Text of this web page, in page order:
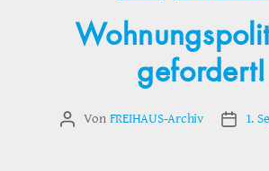
gefordert!
Beitragsautor
Von FREIHAUS-Archiv 1.